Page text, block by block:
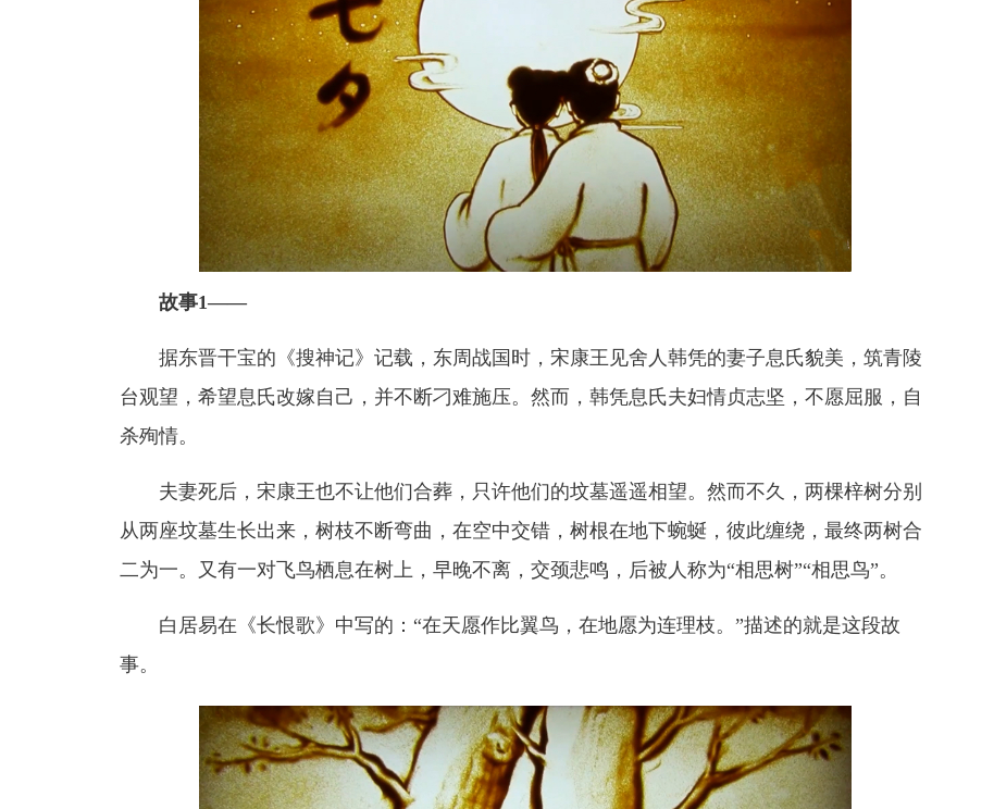
故事1——
据东晋干宝的《搜神记》记载，东周战国时，宋康王见舍人韩凭的妻子息氏貌美，筑青陵
台观望，希望息氏改嫁自己，并不断刁难施压。然而，韩凭息氏夫妇情贞志坚，不愿屈服，自
杀殉情。
夫妻死后，宋康王也不让他们合葬，只许他们的坟墓遥遥相望。然而不久，两棵梓树分别
从两座坟墓生长出来，树枝不断弯曲，在空中交错，树根在地下蜿蜒，彼此缠绕，最终两树合
二为一。又有一对飞鸟栖息在树上，早晚不离，交颈悲鸣，后被人称为“相思树”“相思鸟”。
白居易在《长恨歌》中写的：“在天愿作比翼鸟，在地愿为连理枝。”描述的就是这段故
事。